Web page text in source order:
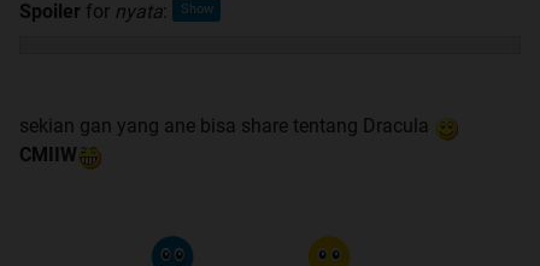
Spoiler for nyata:
sekian gan yang ane bisa share tentang Dracula
CMIIW